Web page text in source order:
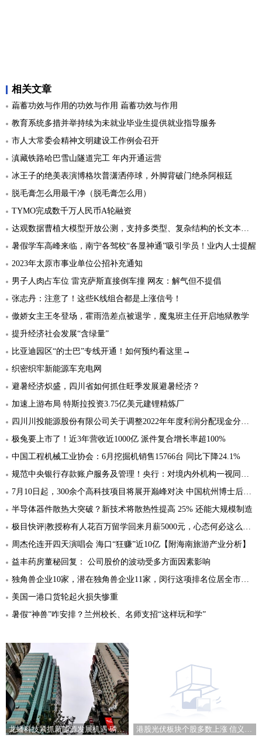
相关文章
萹蓄功效与作用的功效与作用 萹蓄功效与作用
教育系统多措并举持续为未就业毕业生提供就业指导服务
市人大常委会精神文明建设工作例会召开
滇藏铁路哈巴雪山隧道完工 年内开通运营
冰王子的绝美表演博格坎普潇洒停球，外脚背破门绝杀阿根廷
脱毛膏怎么用最干净（脱毛膏怎么用）
TYMO完成数千万人民币A轮融资
达观数据曹植大模型开放公测，支持多类型、复杂结构的长文本写作
暑假学车高峰来临，南宁各驾校“各显神通”吸引学员！业内人士提醒
2023年太原市事业单位公招补充通知
男子人肉占车位 雷克萨斯直接倒车撞 网友：解气但不提倡
张志丹：注意了！这些K线组合都是上涨信号！
傲娇女主王冬登场，霍雨浩差点被退学，魔鬼班主任开启地狱教学
提升经济社会发展“含绿量”
比亚迪园区“的士巴”专线开通！如何预约看这里→
织密织牢新能源车充电网
避暑经济炽盛，四川省如何抓住旺季发展避暑经济？
加速上游布局 特斯拉投资3.75亿美元建锂精炼厂
四川川投能源股份有限公司关于调整2022年年度利润分配现金分红总额的公告
极兔要上市了！近3年营收近1000亿 派件复合增长率超100%
中国工程机械工业协会：6月挖掘机销售15766台 同比下降24.1%
规范中央银行存款账户服务及管理！央行：对境内外机构一视同仁，不得对存款账户进行透支
7月10日起，300余个高科技项目将展开巅峰对决 中国杭州博士后科创精英赛吸引来了全球英才
半导体器件散热大突破？新技术将散热性提高 25% 还能大规模制造
极目快评|教授称有人花百万留学回来月薪5000元，心态何必这么功利
周杰伦连开四天演唱会 海口“狂赚”近10亿【附海南旅游产业分析】
益丰药房董秘回复： 公司股价的波动受多方面因素影响
独角兽企业10家，潜在独角兽企业11家，闵行这项排名位居全市第二
美国一港口货轮起火损失惨重
暑假“神兽”咋安排？兰州校长、名师支招“这样玩和学”
龙蟠科技紧抓新能源发展机遇 磷酸铁锂正极材料成新利润增长点 港股光伏板块个股多数上涨 信义玻璃涨5.16%